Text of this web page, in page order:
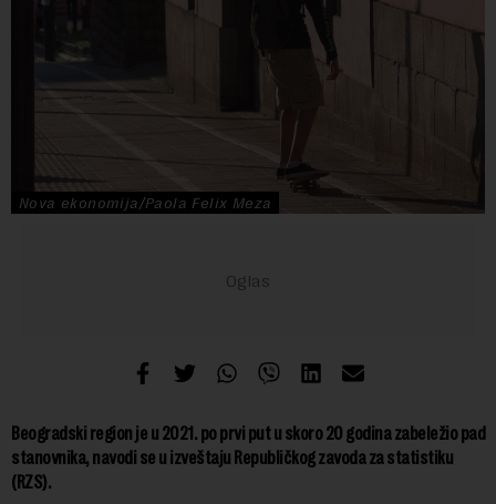
Nova ekonomija/Paola Felix Meza
Beogradski region je u 2021. po prvi put u skoro 20 godina zabeležio pad
stanovnika, navodi se u izveštaju Republičkog zavoda za statistiku
(RZS).